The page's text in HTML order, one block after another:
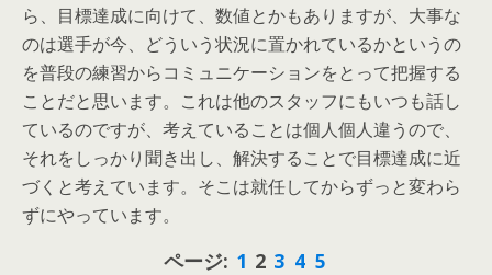
ら、目標達成に向けて、数値とかもありますが、大事な
のは選手が今、どういう状況に置かれているかというの
を普段の練習からコミュニケーションをとって把握する
ことだと思います。これは他のスタッフにもいつも話し
ているのですが、考えていることは個人個人違うので、
それをしっかり聞き出し、解決することで目標達成に近
づくと考えています。そこは就任してからずっと変わら
ずにやっています。
ページ: 1 2 3 4 5